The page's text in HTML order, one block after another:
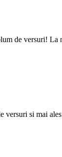
de versuri! La
versuri si mai